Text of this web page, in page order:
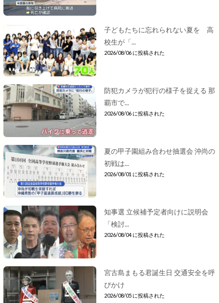
子どもたちに忘れられない夏を 高
校生が「...
2026/08/06 に投稿された
防犯カメラが犯行の様子を捉える 那
覇市で...
2026/08/06 に投稿された
夏の甲子園組み合わせ抽選会 沖尚の
初戦は...
2026/08/01 に投稿された
知事選 立候補予定者向けに説明会
「検討...
2026/08/04 に投稿された
宮古島まもる君誕生日 交通安全を呼
びかけ
2026/08/05 に投稿された